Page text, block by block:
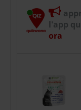
l'app
ora